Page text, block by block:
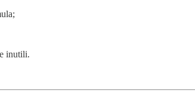
inutili.